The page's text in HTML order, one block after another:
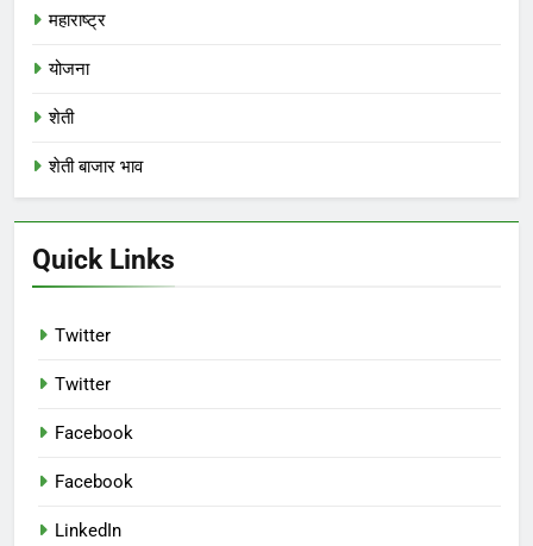
महाराष्ट्र
योजना
शेती
शेती बाजार भाव
Quick Links
Twitter
Twitter
Facebook
Facebook
LinkedIn